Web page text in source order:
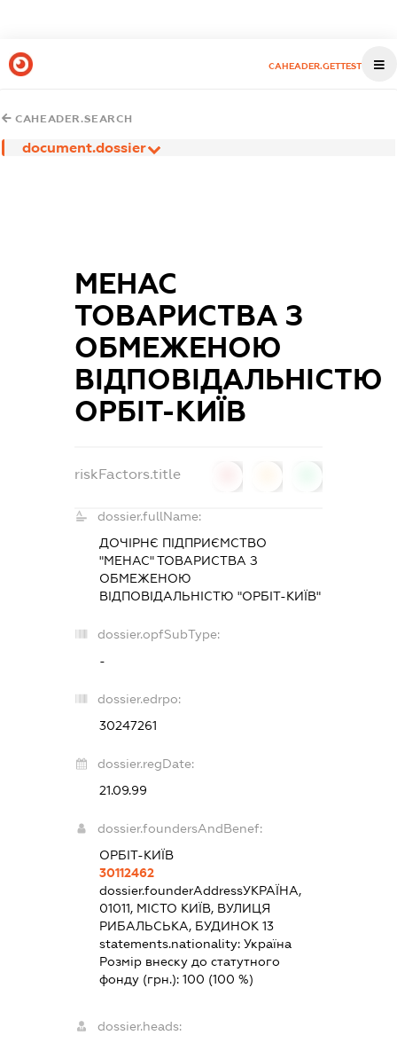
CAHEADER.GETTEST
CAHEADER.SEARCH
document.dossier
МЕНАС
ТОВАРИСТВА З
ОБМЕЖЕНОЮ
ВІДПОВІДАЛЬНІСТЮ
ОРБІТ-КИЇВ
riskFactors.title
dossier.fullName:
ДОЧІРНЄ ПІДПРИЄМСТВО
"МЕНАС" ТОВАРИСТВА З
ОБМЕЖЕНОЮ
ВІДПОВІДАЛЬНІСТЮ "ОРБІТ-КИЇВ"
dossier.opfSubType:
-
dossier.edrpo:
30247261
dossier.regDate:
21.09.99
dossier.foundersAndBenef:
ОРБІТ-КИЇВ
30112462
dossier.founderAddressУКРАЇНА,
01011, МІСТО КИЇВ, ВУЛИЦЯ
РИБАЛЬСЬКА, БУДИНОК 13
statements.nationality:Україна
Розмір внеску до статутного
фонду (грн.):100 (100 %)
dossier.heads: